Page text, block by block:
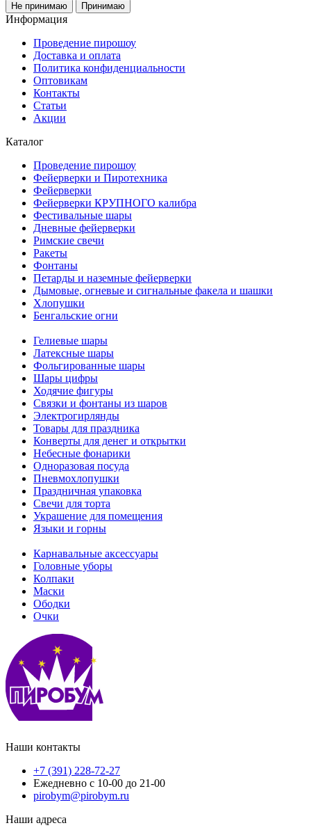
Не принимаю Принимаю
Информация
Проведение пирошоу
Доставка и оплата
Политика конфиденциальности
Оптовикам
Контакты
Статьи
Акции
Каталог
Проведение пирошоу
Фейерверки и Пиротехника
Фейерверки
Фейерверки КРУПНОГО калибра
Фестивальные шары
Дневные фейерверки
Римские свечи
Ракеты
Фонтаны
Петарды и наземные фейерверки
Дымовые, огневые и сигнальные факела и шашки
Хлопушки
Бенгальские огни
Гелиевые шары
Латексные шары
Фольгированные шары
Шары цифры
Ходячие фигуры
Связки и фонтаны из шаров
Электрогирлянды
Товары для праздника
Конверты для денег и открытки
Небесные фонарики
Одноразовая посуда
Пневмохлопушки
Праздничная упаковка
Свечи для торта
Украшение для помещения
Языки и горны
Карнавальные аксессуары
Головные уборы
Колпаки
Маски
Ободки
Очки
Наши контакты
+7 (391) 228-72-27
Ежедневно с 10-00 до 21-00
pirobym@pirobym.ru
Наши адреса